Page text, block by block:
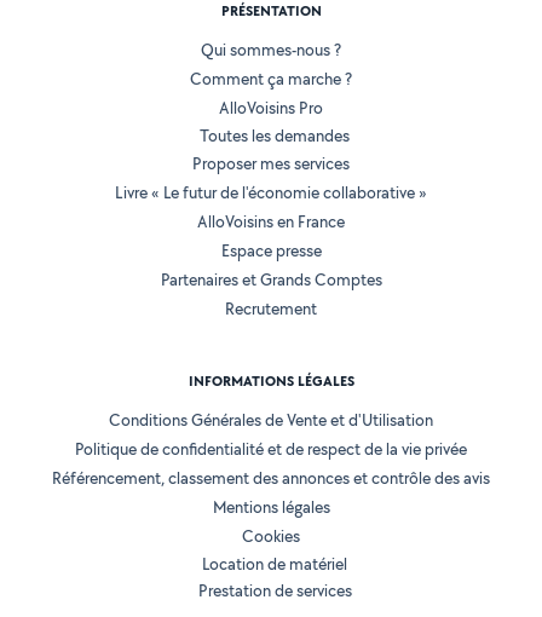
PRÉSENTATION
Qui sommes-nous ?
Comment ça marche ?
AlloVoisins Pro
Toutes les demandes
Proposer mes services
Livre « Le futur de l'économie collaborative »
AlloVoisins en France
Espace presse
Partenaires et Grands Comptes
Recrutement
INFORMATIONS LÉGALES
Conditions Générales de Vente et d'Utilisation
Politique de confidentialité et de respect de la vie privée
Référencement, classement des annonces et contrôle des avis
Mentions légales
Cookies
Location de matériel
Prestation de services